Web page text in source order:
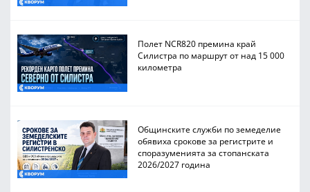
Полет NCR820 премина край
Силистра по маршрут от над 15 000
километра
Общинските служби по земеделие
обявиха срокове за регистрите и
споразуменията за стопанската
2026/2027 година